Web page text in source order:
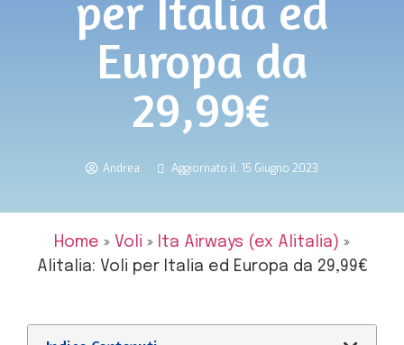
Europa da
29,99€
Andrea Aggiornato il: 15 Giugno 2023
Home » Voli » Ita Airways (ex Alitalia) »
Alitalia: Voli per Italia ed Europa da 29,99€